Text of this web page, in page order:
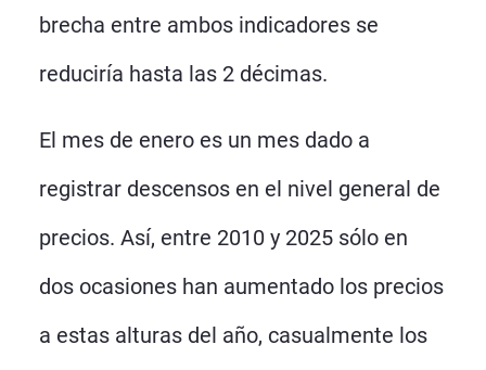
brecha entre ambos indicadores se
reduciría hasta las 2 décimas.
El mes de enero es un mes dado a
registrar descensos en el nivel general de
precios. Así, entre 2010 y 2025 sólo en
dos ocasiones han aumentado los precios
a estas alturas del año, casualmente los